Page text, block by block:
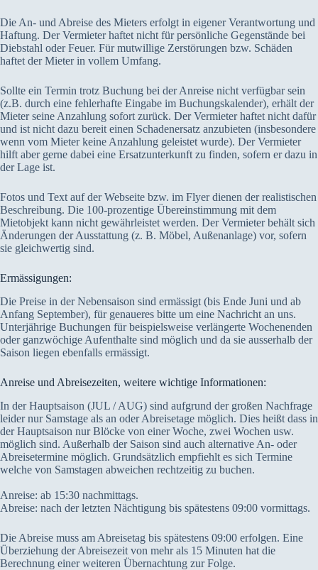
Die An- und Abreise des Mieters erfolgt in eigener Verantwortung und
Haftung. Der Vermieter haftet nicht für persönliche Gegenstände bei
Diebstahl oder Feuer. Für mutwillige Zerstörungen bzw. Schäden
haftet der Mieter in vollem Umfang.
Sollte ein Termin trotz Buchung bei der Anreise nicht verfügbar sein
(z.B. durch eine fehlerhafte Eingabe im Buchungskalender), erhält der
Mieter seine Anzahlung sofort zurück. Der Vermieter haftet nicht dafür
und ist nicht dazu bereit einen Schadenersatz anzubieten (insbesondere
wenn vom Mieter keine Anzahlung geleistet wurde). Der Vermieter
hilft aber gerne dabei eine Ersatzunterkunft zu finden, sofern er dazu in
der Lage ist.
Fotos und Text auf der Webseite bzw. im Flyer dienen der realistischen
Beschreibung. Die 100-prozentige Übereinstimmung mit dem
Mietobjekt kann nicht gewährleistet werden. Der Vermieter behält sich
Änderungen der Ausstattung (z. B. Möbel, Außenanlage) vor, sofern
sie gleichwertig sind.
Ermässigungen:
Die Preise in der Nebensaison sind ermässigt (bis Ende Juni und ab
Anfang September), für genaueres bitte um eine Nachricht an uns.
Unterjährige Buchungen für beispielsweise verlängerte Wochenenden
oder ganzwöchige Aufenthalte sind möglich und da sie ausserhalb der
Saison liegen ebenfalls ermässigt.
Anreise und Abreisezeiten, weitere wichtige Informationen:
In der Hauptsaison (JUL / AUG) sind aufgrund der großen Nachfrage
leider nur Samstage als an oder Abreisetage möglich. Dies heißt dass in
der Hauptsaison nur Blöcke von einer Woche, zwei Wochen usw.
möglich sind. Außerhalb der Saison sind auch alternative An- oder
Abreisetermine möglich. Grundsätzlich empfiehlt es sich Termine
welche von Samstagen abweichen rechtzeitig zu buchen.
Anreise: ab 15:30 nachmittags.
Abreise: nach der letzten Nächtigung bis spätestens 09:00 vormittags.
Die Abreise muss am Abreisetag bis spätestens 09:00 erfolgen. Eine
Überziehung der Abreisezeit von mehr als 15 Minuten hat die
Berechnung einer weiteren Übernachtung zur Folge.